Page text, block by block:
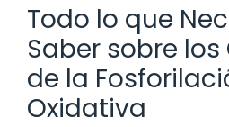
Todo lo que
Saber sobre
de la
Oxidativa